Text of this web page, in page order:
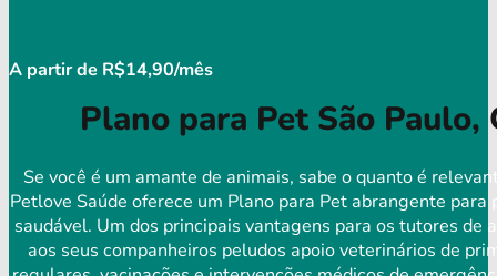
A partir de R$14,90/mês
Plano para Pet São
Se você é um amante de animais, sabe o quanto é
Petlove Saúde oferece um Plano para Pet abrangente
saudável. Um dos principais vantagens para os tutores de
aos seus companheiros peludos apoio veterinários de